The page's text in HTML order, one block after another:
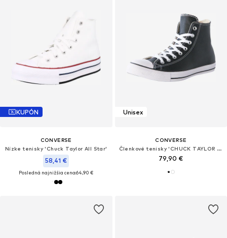
KUPÓN
CONVERSE
Nízke tenisky 'Chuck Taylor All Star'
58,41 €
Posledná najnižšia cena:64,90 €
Unisex
CONVERSE
Členkové tenisky 'CHUCK TAYLOR ALL STAR LEATHER'
79,90 €